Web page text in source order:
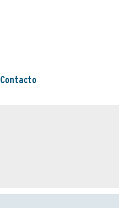
Contacto